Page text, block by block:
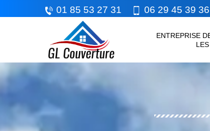
01 85 53 27 31 06 29 45 39 36
ENTREPRISE